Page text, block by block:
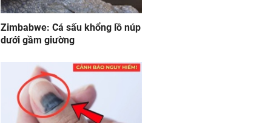
Zimbabwe: Cá sấu khổng lồ núp
dưới gầm giường